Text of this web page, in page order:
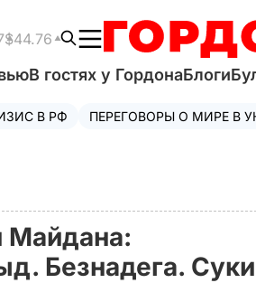
$44.76
В гостях у ГордонаБлоги
В РФ ПЕРЕГОВОРЫ О МИРЕ В
Майдана:
Безнадега.